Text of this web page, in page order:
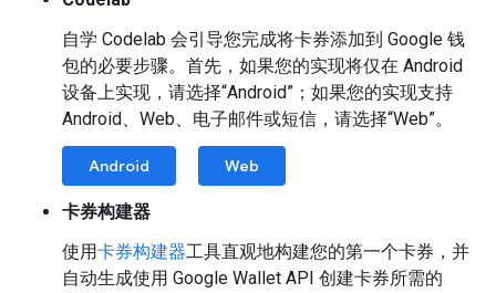
自学 Codelab 会引导您完成将卡券添加到 Google 钱
包的必要步骤。首先，如果您的实现将仅在 Android
设备上实现，请选择“Android”；如果您的实现支持
Android、Web、电子邮件或短信，请选择“Web”。
Android Web
卡券构建器
使用卡券构建器工具直观地构建您的第一个卡券，并
自动生成使用 Google Wallet API 创建卡券所需的